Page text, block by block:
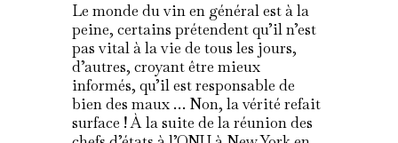
Le monde du vin en général est à la
peine, certains prétendent qu’il n’est
pas vital à la vie de tous les jours,
d’autres, croyant être mieux
informés, qu’il est responsable de
bien des maux … Non, la vérité refait
surface ! À la suite de la réunion des